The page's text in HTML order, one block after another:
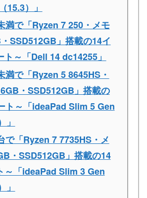
15.3）」
満で「Ryzen 7 250・メモ
SSD512GB」搭載の14イ
ト～「Dell 14 dc14255」
満で「Ryzen 5 8645HS・
・SSD512GB」搭載の
ト～「ideaPad Slim 5 Gen
」
で「Ryzen 7 7735HS・メ
・SSD512GB」搭載の14
～「ideaPad Slim 3 Gen
」